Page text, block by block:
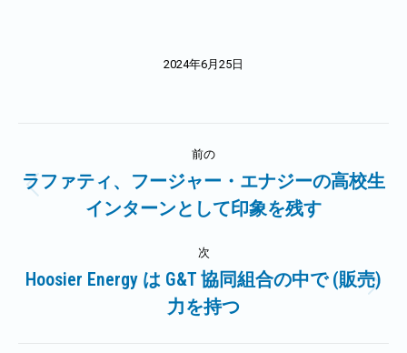
2024年6月25日
稿
ビ
前の
の
事:
ラファティ、フージャー・エナジーの高校生
インターンとして印象を残す
次
次
の
Hoosier Energy は G&T 協同組合の中で (販売)
力を持つ